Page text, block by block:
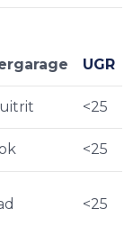
UGR
<25
<25
<25